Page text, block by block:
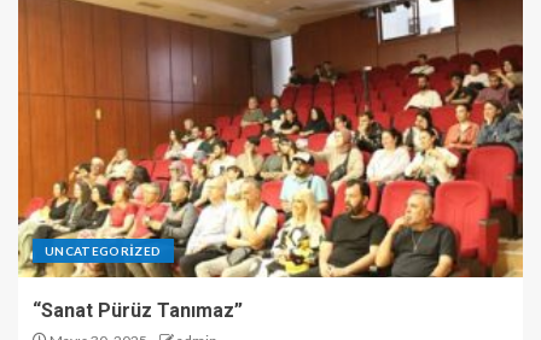
UNCATEGORIZED
“Sanat Pürüz Tanımaz”